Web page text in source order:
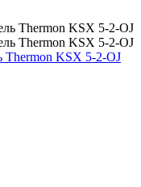
KSX 5-2-OJ